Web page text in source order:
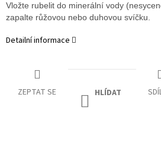
Vložte rubelit do minerální vody
zapalte růžovou nebo duhovou svíčku.
Detailní informace
ZEPTAT SE HLÍDAT